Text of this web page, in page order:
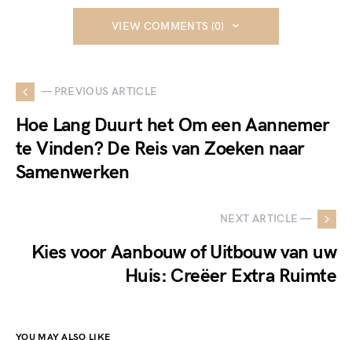
VIEW COMMENTS (0)
— PREVIOUS ARTICLE
Hoe Lang Duurt het Om een Aannemer
te Vinden? De Reis van Zoeken naar
Samenwerken
NEXT ARTICLE —
Kies voor Aanbouw of Uitbouw van uw
Huis: Creëer Extra Ruimte
YOU MAY ALSO LIKE